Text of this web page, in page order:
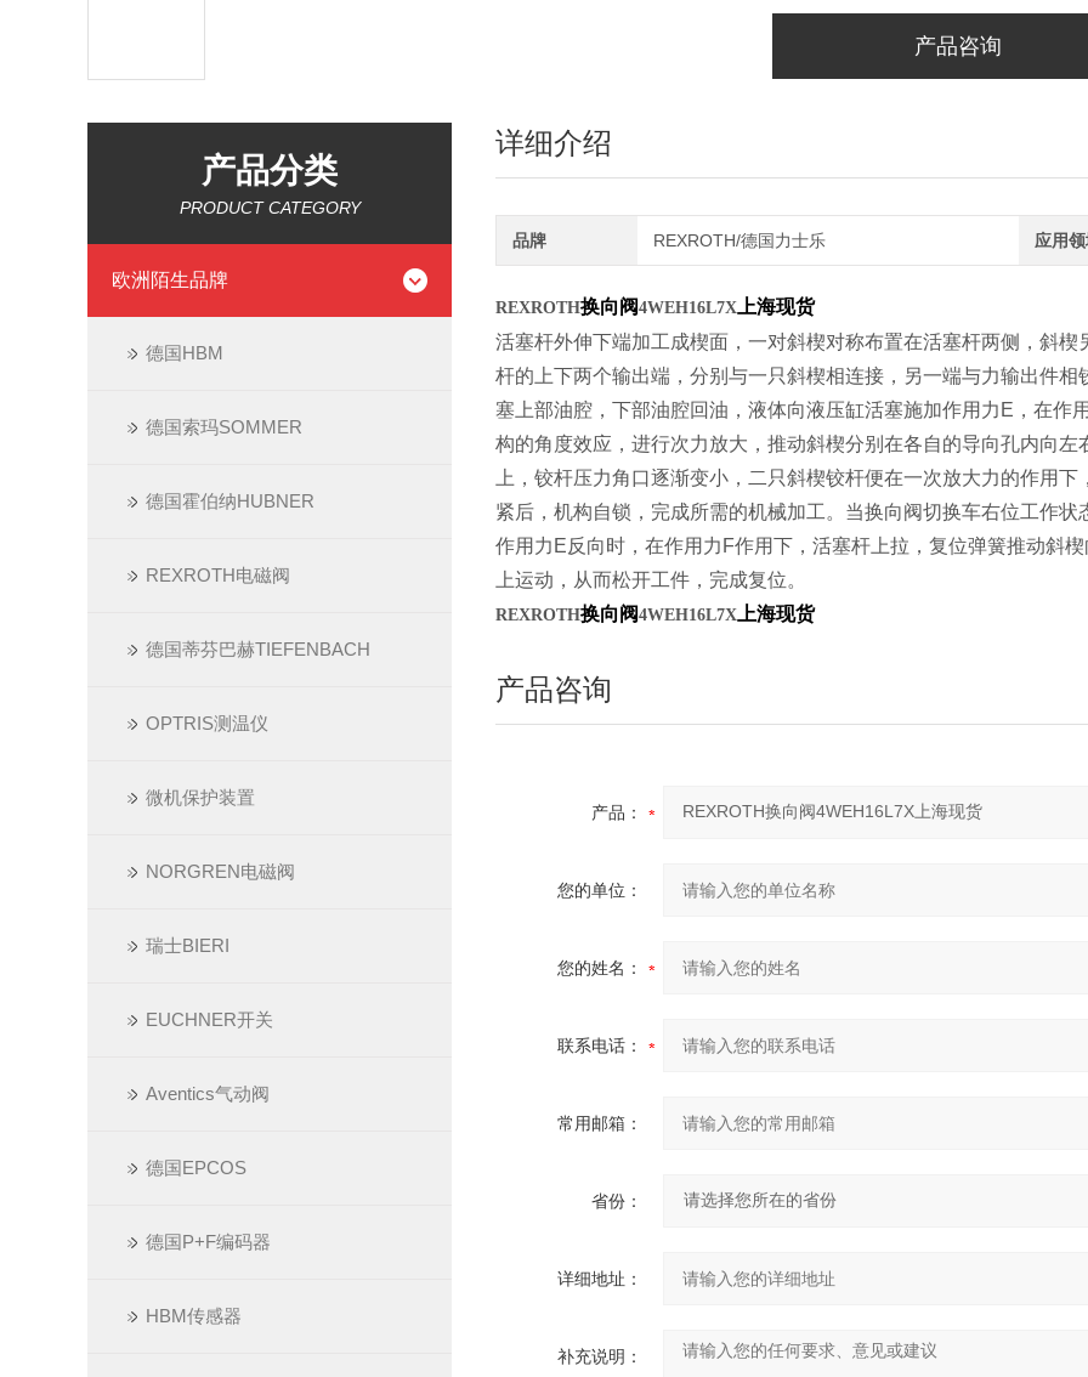
产品咨询
产品分类
PRODUCT CATEGORY
欧洲陌生品牌
德国HBM
德国索玛SOMMER
德国霍伯纳HUBNER
REXROTH电磁阀
德国蒂芬巴赫TIEFENBACH
OPTRIS测温仪
微机保护装置
NORGREN电磁阀
瑞士BIERI
EUCHNER开关
Aventics气动阀
德国EPCOS
德国P+F编码器
HBM传感器
详细介绍
品牌 REXROTH/德国力士乐 应用
REXROTH换向阀4WEH16L7X 上海现货
活塞杆外伸下端加工成楔面，一对斜楔对称布置在活塞杆两侧，斜
杆的上下两个输出端，分别与一只斜楔相连接，另一端与力输出件
塞上部油腔，下部油腔回油，液体向液压缸活塞施加作用力E，在作
构的角度效应，进行次力放大，推动斜楔分别在各自的导向孔内向
上，铰杆压力角口逐渐变小，二只斜楔铰杆便在一次放大力的作用
紧后，机构自锁，完成所需的机械加工。当换向阀切换车右位工作
作用力E反向时，在作用力F作用下，活塞杆上拉，复位弹簧推动斜
上运动，从而松开工件，完成复位。
REXROTH换向阀4WEH16L7X 上海现货
产品咨询
产品：
您的单位：
您的姓名：
联系电话：
常用邮箱：
省份：
详细地址：
补充说明：